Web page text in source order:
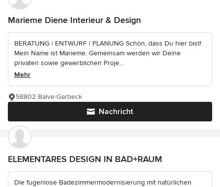
Marieme Diene Interieur & Design
BERATUNG | ENTWURF | PLANUNG Schön, dass Du hier bist!
Mein Name ist Marieme. Gemeinsam werden wir Deine
privaten sowie gewerblichen Proje...
Mehr
Nachricht
58802 Balve-Garbeck
ELEMENTARES DESIGN IN BAD+RAUM
Die fugenlose Badezimmermodernisierung mit natürlichen